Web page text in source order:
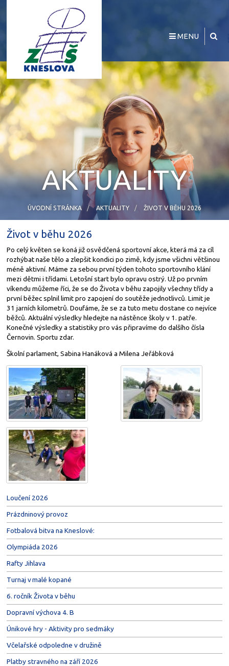
MENU
AKTUALITY
ÚVODNÍ STRÁNKA AKTUALITY ŽIVOT V BĚHU 2026
Loučení 2026
Prázdninový provoz
Fotbalová bitva na Kneslové:
Olympiáda 2026
Rafty Jihlava
Turnaj v malé kopané
6. ročník Života v běhu
Dopravní výchova 4. B
Únikové hry - Aktivity pro sedmáky
Včelařské odpoledne v družině
Platby stravného na září 2026
Život v běhu 2026
Po celý květen se koná již osvědčená sportovní akce, která má za cíl
rozhýbat naše tělo a zlepšit kondici po zimě, kdy jsme všichni většinou
méně aktivní. Máme za sebou první týden tohoto sportovního klání
mezi dětmi i třídami. Letošní start bylo opravu ostrý. Už po prvním
víkendu můžeme říci, že se do Života v běhu zapojily všechny třídy a
první běžec splnil limit pro zapojení do soutěže jednotlivců. Limit je
31 jarních kilometrů. Doufáme, že se za tuto metu dostane co nejvíce
běžců. Aktuální výsledky hledejte na nástěnce školy v 1. patře.
Konečné výsledky a statistiky pro vás připravíme do dalšího čísla
Černovin. Sportu zdar.
Školní parlament, Sabina Hanáková a Milena Jeřábková